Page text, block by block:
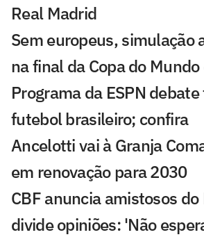
Real Madrid
Sem europeus, simulação
na final da Copa do
Programa da ESPN
futebol brasileiro; confira
Ancelotti vai à Granja
em renovação para 2030
CBF anuncia amistosos do
divide opiniões: 'Não